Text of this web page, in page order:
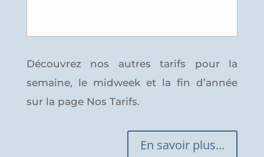
Découvrez nos autres tarifs pour la
semaine, le midweek et la fin d’année
sur la page Nos Tarifs.
En savoir plus...